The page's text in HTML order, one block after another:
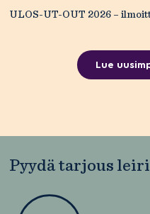
ULOS-UT-OUT 2026 –
Lue
Pyydä tarjous